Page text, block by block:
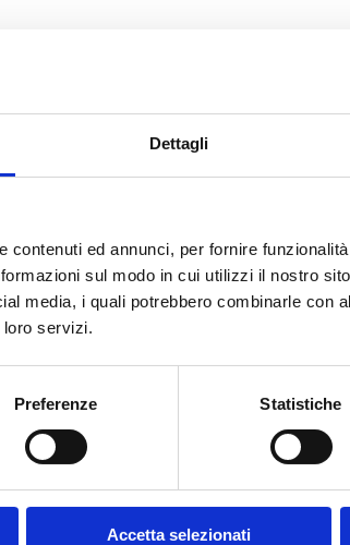
Dettagli
contenuti ed annunci, per fornire
sul modo in cui utilizzi il nostro
media, i quali potrebbero combinarle con
servizi.
Preferenze Statistiche
Accetta selezionati